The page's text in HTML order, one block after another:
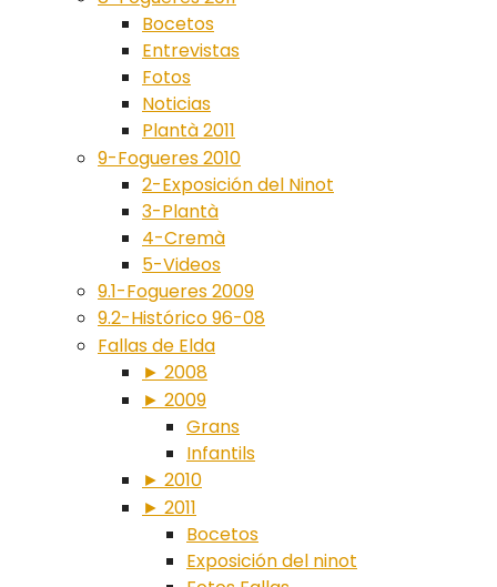
Bocetos
Entrevistas
Fotos
Noticias
Plantà 2011
9-Fogueres 2010
2-Exposición del Ninot
3-Plantà
4-Cremà
5-Videos
9.1-Fogueres 2009
9.2-Histórico 96-08
Fallas de Elda
► 2008
► 2009
Grans
Infantils
► 2010
► 2011
Bocetos
Exposición del ninot